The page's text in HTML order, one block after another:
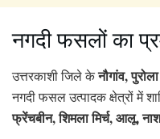
नगदी फसलों का
उत्तरकाशी जिले केनौगांव,
नगदी फसल उत्पादक क्षेत्रों में
फ्रेंचबीन, शिमला मिर्च, आलू,